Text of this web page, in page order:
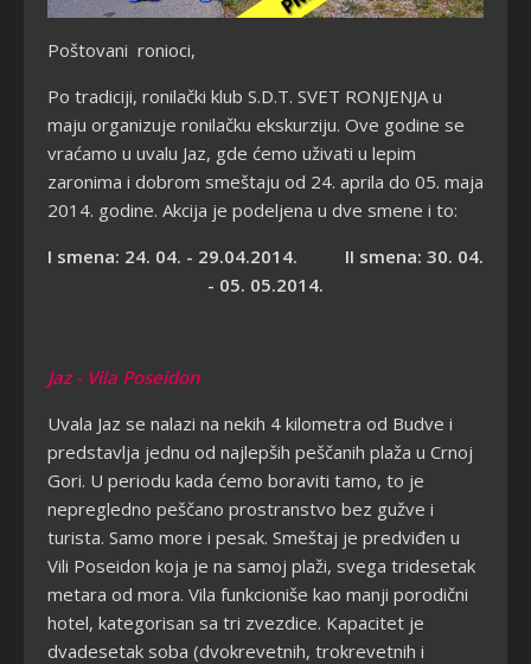
Poštovani ronioci,
Po tradiciji, ronilački klub S.D.T. SVET RONJENJA u
maju organizuje ronilačku ekskurziju. Ove godine se
vraćamo u uvalu Jaz, gde ćemo uživati u lepim
zaronima i dobrom smeštaju od 24. aprila do 05. maja
2014. godine. Akcija je podeljena u dve smene i to:
I smena: 24. 04. - 29.04.2014. II smena: 30. 04.
- 05. 05.2014.
Jaz - Vila Poseidon
Uvala Jaz se nalazi na nekih 4 kilometra od Budve i
predstavlja jednu od najlepših peščanih plaža u Crnoj
Gori. U periodu kada ćemo boraviti tamo, to je
nepregledno peščano prostranstvo bez gužve i
turista. Samo more i pesak. Smeštaj je predviđen u
Vili Poseidon koja je na samoj plaži, svega tridesetak
metara od mora. Vila funkcioniše kao manji porodični
hotel, kategorisan sa tri zvezdice. Kapacitet je
dvadesetak soba (dvokrevetnih, trokrevetnih i